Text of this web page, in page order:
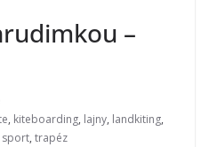
–
, kiteboarding, lajny, landkiting,
sport, trapéz